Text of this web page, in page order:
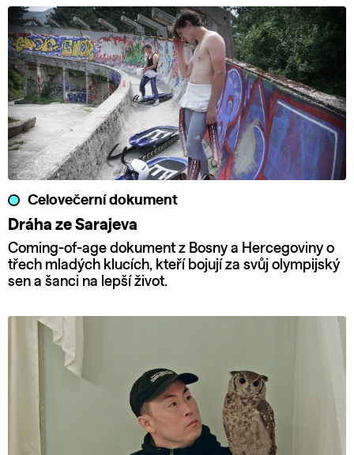
Celovečerní dokument
Dráha ze Sarajeva
Coming-of-age dokument z Bosny a Hercegoviny o
třech mladých klucích, kteří bojují za svůj olympijský
sen a šanci na lepší život.